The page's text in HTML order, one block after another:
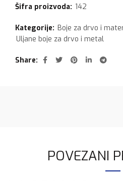
Šifra proizvoda: 142
Kategorije: Boje za drvo i
Uljane boje za drvo i metal
Share
POVEZANI